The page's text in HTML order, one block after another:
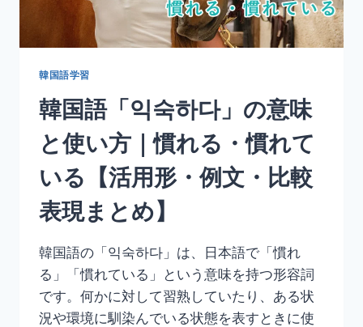
響
せ
る
【活
用
形・
例
文・
丁
ま
と
め】
韓国語学習
韓国語「익숙하다」の意味
と使い方｜慣れる・慣れて
いる【活用形・例文・比較
表現まとめ】
韓国語の「익숙하다」は、日本語で「慣れ
る」「慣れている」という意味を持つ形容詞
です。何かに対して習熟していたり、ある状
況や環境に馴染んでいる状態を表すときに使